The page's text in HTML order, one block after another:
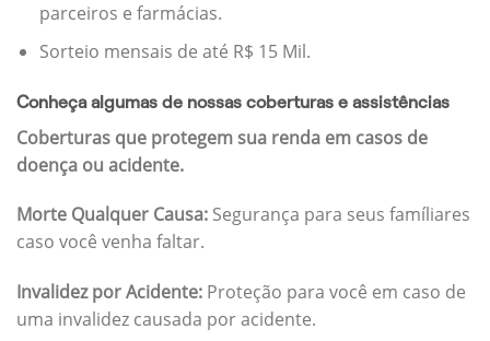
parceiros e farmácias.
Sorteio mensais de até R$ 15 Mil.
Conheça algumas de nossas coberturas e assistências
Coberturas que protegem sua renda em casos de
doença ou acidente.
Morte Qualquer Causa: Segurança para seus famíliares
caso você venha faltar.
Invalidez por Acidente: Proteção para você em caso de
uma invalidez causada por acidente.